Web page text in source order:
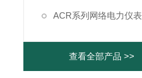
ACR系列网络电力仪表
查看全部产品 >>